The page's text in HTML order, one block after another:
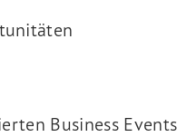
Business Events